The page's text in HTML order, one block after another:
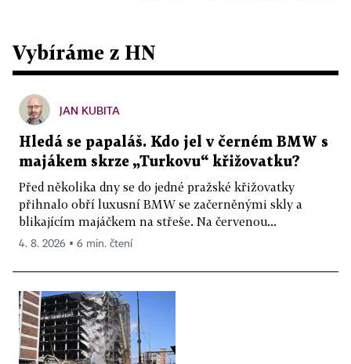
Vybíráme z HN
JAN KUBITA
Hledá se papaláš. Kdo jel v černém BMW s
majákem skrze „Turkovu“ křižovatku?
Před několika dny se do jedné pražské křižovatky
přihnalo obří luxusní BMW se začerněnými skly a
blikajícím majáčkem na střeše. Na červenou...
4. 8. 2026 ▪ 6 min. čtení